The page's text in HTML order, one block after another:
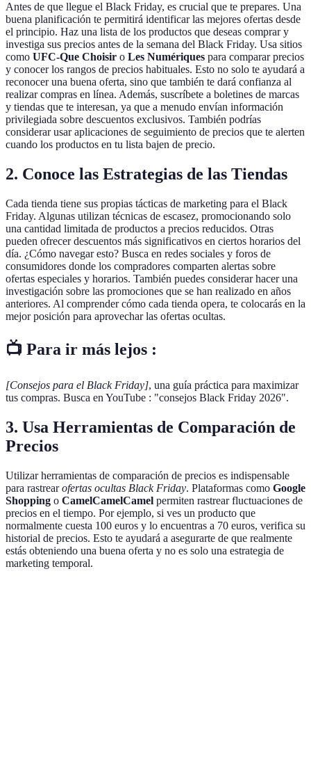
Antes de que llegue el Black Friday, es crucial que te prepares. Una
buena planificación te permitirá identificar las mejores ofertas desde
el principio. Haz una lista de los productos que deseas comprar y
investiga sus precios antes de la semana del Black Friday. Usa sitios
como UFC-Que Choisir o Les Numériques para comparar precios
y conocer los rangos de precios habituales. Esto no solo te ayudará a
reconocer una buena oferta, sino que también te dará confianza al
realizar compras en línea. Además, suscríbete a boletines de marcas
y tiendas que te interesan, ya que a menudo envían información
privilegiada sobre descuentos exclusivos. También podrías
considerar usar aplicaciones de seguimiento de precios que te alerten
cuando los productos en tu lista bajen de precio.
2. Conoce las Estrategias de las Tiendas
Cada tienda tiene sus propias tácticas de marketing para el Black
Friday. Algunas utilizan técnicas de escasez, promocionando solo
una cantidad limitada de productos a precios reducidos. Otras
pueden ofrecer descuentos más significativos en ciertos horarios del
día. ¿Cómo navegar esto? Busca en redes sociales y foros de
consumidores donde los compradores comparten alertas sobre
ofertas especiales y horarios. También puedes considerar hacer una
investigación sobre las promociones que se han realizado en años
anteriores. Al comprender cómo cada tienda opera, te colocarás en la
mejor posición para aprovechar las ofertas ocultas.
📺 Para ir más lejos :
[Consejos para el Black Friday], una guía práctica para maximizar
tus compras. Busca en YouTube : "consejos Black Friday 2026".
3. Usa Herramientas de Comparación de
Precios
Utilizar herramientas de comparación de precios es indispensable
para rastrearofertas ocultas Black Friday. Plataformas como Google
Shopping o CamelCamelCamel permiten rastrear fluctuaciones de
precios en el tiempo. Por ejemplo, si ves un producto que
normalmente cuesta 100 euros y lo encuentras a 70 euros, verifica su
historial de precios. Esto te ayudará a asegurarte de que realmente
estás obteniendo una buena oferta y no es solo una estrategia de
marketing temporal.